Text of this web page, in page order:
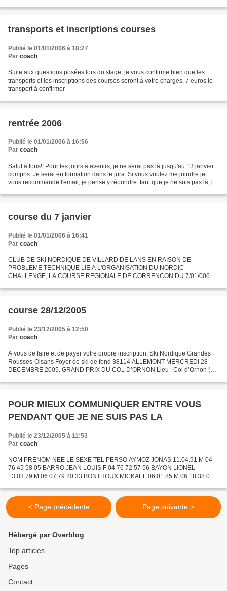
transports et inscriptions courses
Publié le 01/01/2006 à 18:27
Par coach
Suite aux questions posées lors du stage, je vous confirme bien que les
transports et les inscriptions des courses seront à votre charges. 7 euros le
transport à confirmer
rentrée 2006
Publié le 01/01/2006 à 16:56
Par coach
Salut à tous!! Pour les jours à avenirs, je ne serai pas là jusqu'au 13 janvier
compris. Je serai en formation dans le jura. Si vous voulez me joindre je
vous recommande l'email, je pense y répondre. tant que je ne suis pas là, la
course du 7 janvier
Publié le 01/01/2006 à 16:41
Par coach
CLUB DE SKI NORDIQUE DE VILLARD DE LANS EN RAISON DE
PROBLEME TECHNIQUE LIE A L'ORGANISATION DU NORDIC
CHALLENGE, LA COURSE REGIONALE DE CORRENCON DU 7/01/006
L'ORGANISER DANS LA SAISONS; VINCENT...
course 28/12/2005
Publié le 23/12/2005 à 12:50
Par coach
A vous de faire et de payer votre propre inscription. Ski Nordique Grandes
Rousses-Oisans Foyer de ski de fond 38114 ALLEMONT MERCREDI 28
DECEMBRE 2005. GRAND PRIX DU COL D’ORNON Lieu : Col d’Ornon (en
POUR MIEUX COMMUNIQUER ENTRE VOUS
PENDANT QUE JE NE SUIS PAS LA
Publié le 23/12/2005 à 11:53
Par coach
NOM PRENOM NEE LE SEXE TEL PERSO AYMOZ JONAS 11.04.91 M 04
76 45 58 05 BARRO JEAN LOUIS F 04 76 72 57 56 BAYON LIONEL
13.03.79 M 06 07 79 20 33 BONTHOUX MICKAEL 06.01.85 M 06 18 38 06
EHRSTROM...
< Page précédente Page suivante >
Hébergé par Overblog
Top articles
Pages
Contact